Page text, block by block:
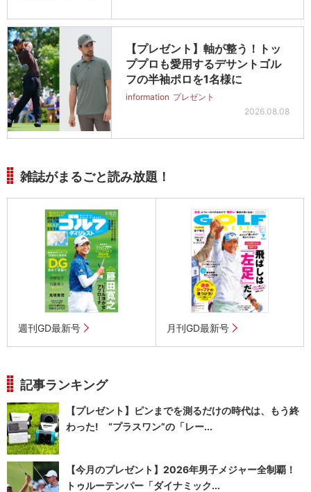
【プレゼント】軸が整う！トッ
ププロも愛用するデサントゴル
フの半袖ポロを1名様に
information プレゼント
2026.08.08
雑誌がまるごと読み放題！
週刊GD最新号 月刊GD最新号
記事ランキング
【プレゼント】ピンまでを測るだけの時代は、もう終
わった! “プラスワン”の「レー...
【今月のプレゼント】2026年男子メジャー全制覇！
トゥルーテンパー「ダイナミック...